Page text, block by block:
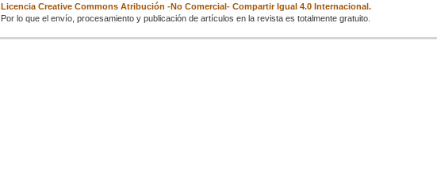
Licencia Creative Commons Atribución -No Comercial- Compartir Igual 4.0 Internacional.
Por lo que el envío, procesamiento y publicación de artículos en la revista es totalmente gratuito.